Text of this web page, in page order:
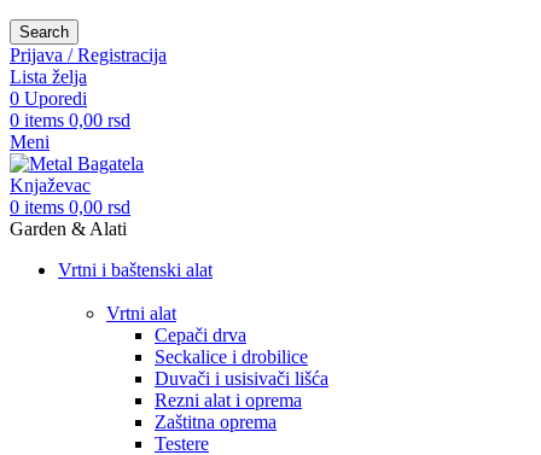
Search
Prijava / Registracija
Lista želja
0 Uporedi
0 items 0,00 rsd
Meni
0 items 0,00 rsd
Garden & Alati
Vrtni i baštenski alat
Vrtni alat
Cepači drva
Seckalice i drobilice
Duvači i usisivači lišća
Rezni alat i oprema
Zaštitna oprema
Testere